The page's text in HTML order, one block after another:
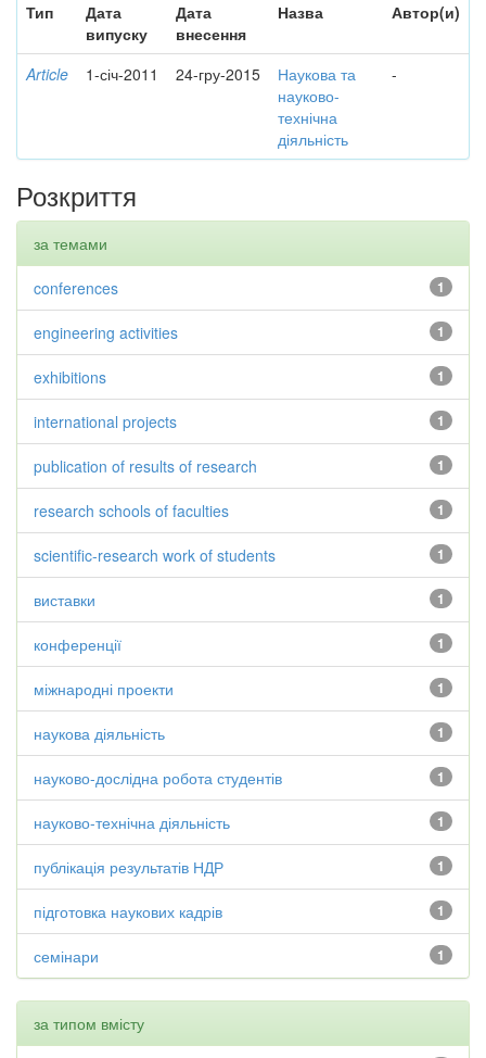
Тип
Дата
випуску
Дата
внесення
Назва Автор(и)
Article 1-січ-2011 24-гру-2015
Наукова та
науково-
технічна
діяльність
-
Розкриття
за темами
1
conferences
1
engineering activities
1
exhibitions
1
international projects
1
publication of results of research
1
research schools of faculties
1
scientific-research work of students
1
виставки
1
конференції
1
міжнародні проекти
1
наукова діяльність
1
науково-дослідна робота студентів
1
науково-технічна діяльність
1
публікація результатів НДР
1
підготовка наукових кадрів
1
семінари
за типом вмісту